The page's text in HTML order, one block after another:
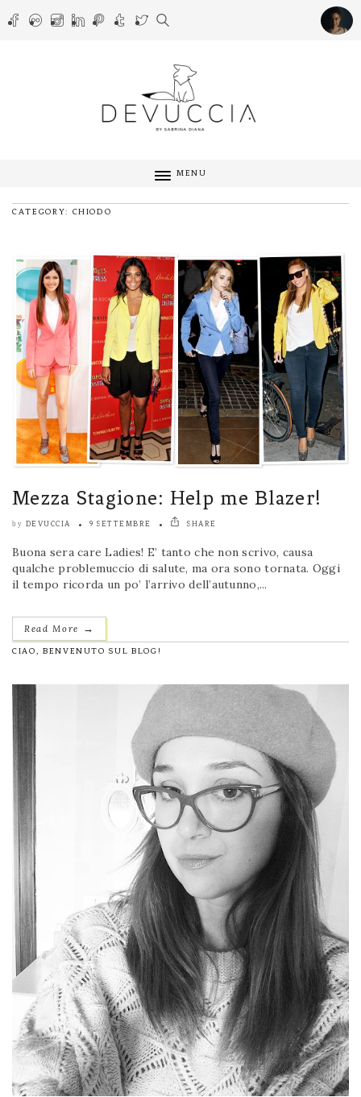
MENU
CATEGORY: CHIODO
Mezza Stagione: Help me Blazer!
by DEVUCCIA 9 SETTEMBRE SHARE
Buona sera care Ladies! E’ tanto che non scrivo, causa
qualche problemuccio di salute, ma ora sono tornata. Oggi
il tempo ricorda un po’ l’arrivo dell’autunno,...
Read More →
CIAO, BENVENUTO SUL BLOG!